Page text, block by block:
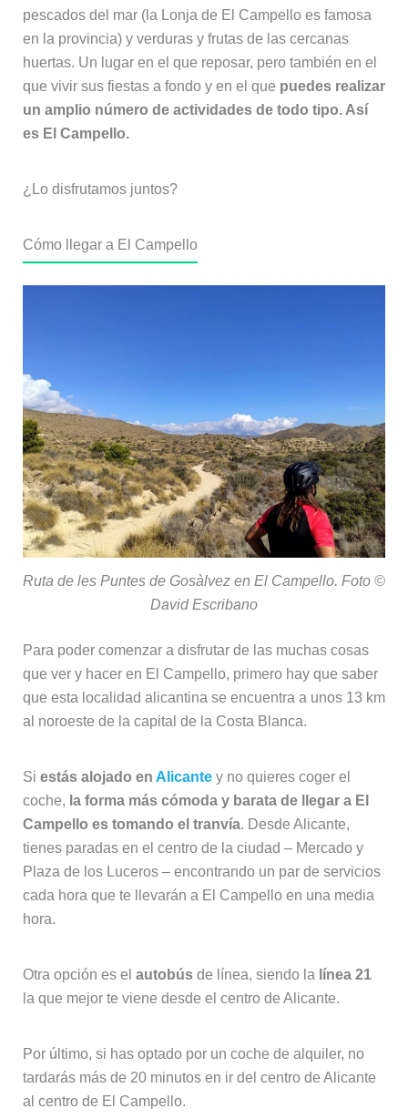
pescados del mar (la Lonja de El Campello es famosa
en la provincia) y verduras y frutas de las cercanas
huertas. Un lugar en el que reposar, pero también en el
que vivir sus fiestas a fondo y en el que puedes realizar
un amplio número de actividades de todo tipo. Así
es El Campello.
¿Lo disfrutamos juntos?
Cómo llegar a El Campello
Ruta de les Puntes de Gosàlvez en El Campello. Foto ©
David Escribano
Para poder comenzar a disfrutar de las muchas cosas
que ver y hacer en El Campello, primero hay que saber
que esta localidad alicantina se encuentra a unos 13 km
al noroeste de la capital de la Costa Blanca.
Si estás alojado en Alicantey no quieres coger el
coche, la forma más cómoda y barata de llegar a El
Campello es tomando el tranvía. Desde Alicante,
tienes paradas en el centro de la ciudad – Mercado y
Plaza de los Luceros – encontrando un par de servicios
cada hora que te llevarán a El Campello en una media
hora.
Otra opción es el autobúsde línea, siendo la línea 21
la que mejor te viene desde el centro de Alicante.
Por último, si has optado por un coche de alquiler, no
tardarás más de 20 minutos en ir del centro de Alicante
al centro de El Campello.